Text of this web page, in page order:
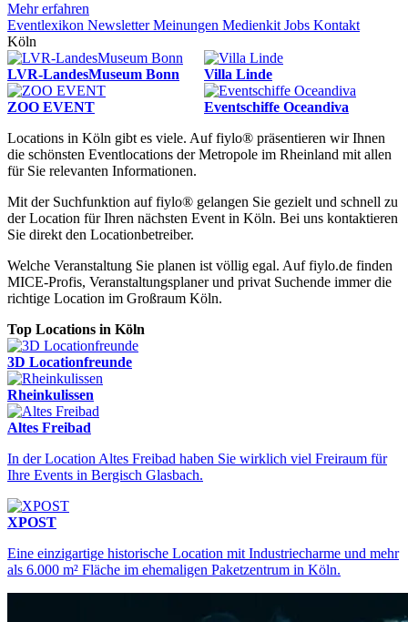
Mehr erfahren
Eventlexikon NewsletterMeinungen Medienkit Jobs Kontakt
Köln
Locations Köln
LVR-LandesMuseum Bonn Villa Linde
ZOO EVENT
Eventschiffe Oceandiva
Locations in Köln gibt es viele. Auf fiylo® präsentieren wir Ihnen
die schönsten Eventlocations der Metropole im Rheinland mit allen
für Sie relevanten Informationen.
Mit der Suchfunktion auf fiylo® gelangen Sie gezielt und schnell zu
der Location für Ihren nächsten Event in Köln. Bei uns kontaktieren
Sie direkt den Locationbetreiber.
Welche Veranstaltung Sie planen ist völlig egal. Auf fiylo.de finden
MICE-Profis, Veranstaltungsplaner und privat Suchende immer die
richtige Location im Großraum Köln.
Top Locations in Köln
3D Locationfreunde
Rheinkulissen
Altes Freibad
In der Location Altes Freibad haben Sie wirklich viel Freiraum für
Ihre Events in Bergisch Glasbach.
XPOST
Eine einzigartige historische Location mit Industriecharme und mehr
als 6.000 m² Fläche im ehemaligen Paketzentrum in Köln.